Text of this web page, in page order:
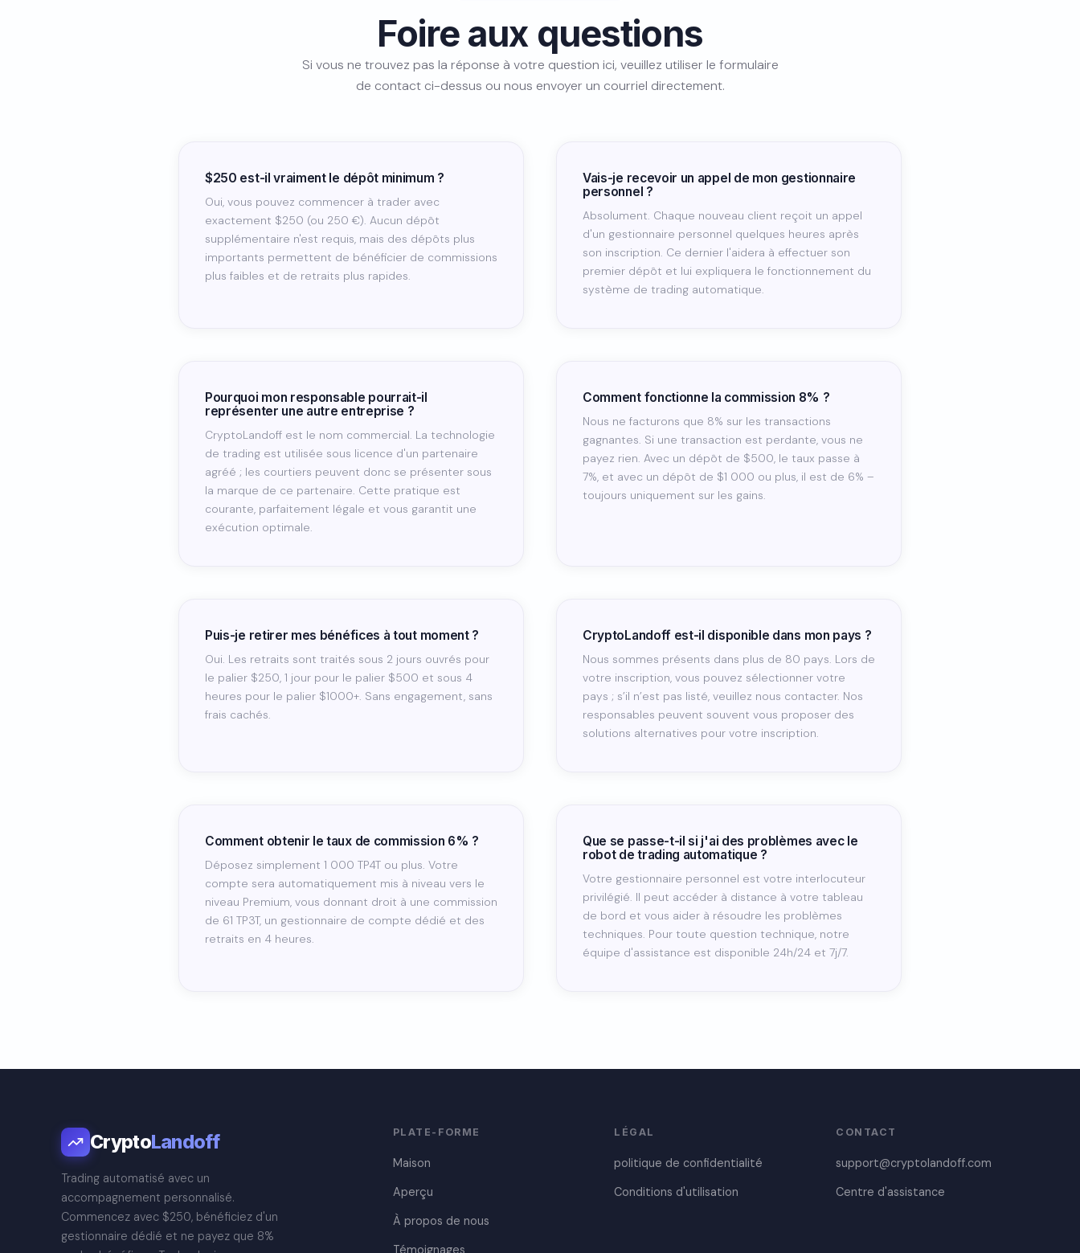
Foire aux questions
Si vous ne trouvez pas la réponse à votre question ici, veuillez utiliser le formulaire
de contact ci-dessus ou nous envoyer un courriel directement.
$250 est-il vraiment le dépôt minimum ?
Oui, vous pouvez commencer à trader avec
exactement $250 (ou 250 €). Aucun dépôt
supplémentaire n'est requis, mais des dépôts plus
importants permettent de bénéficier de commissions
plus faibles et de retraits plus rapides.
Vais-je recevoir un appel de mon gestionnaire
personnel ?
Absolument. Chaque nouveau client reçoit un appel
d'un gestionnaire personnel quelques heures après
son inscription. Ce dernier l'aidera à effectuer son
premier dépôt et lui expliquera le fonctionnement du
système de trading automatique.
Pourquoi mon responsable pourrait-il
représenter une autre entreprise ?
CryptoLandoff est le nom commercial. La technologie
de trading est utilisée sous licence d'un partenaire
agréé ; les courtiers peuvent donc se présenter sous
la marque de ce partenaire. Cette pratique est
courante, parfaitement légale et vous garantit une
exécution optimale.
Comment fonctionne la commission 8% ?
Nous ne facturons que 8% sur les transactions
gagnantes. Si une transaction est perdante, vous ne
payez rien. Avec un dépôt de $500, le taux passe à
7%, et avec un dépôt de $1 000 ou plus, il est de 6% –
toujours uniquement sur les gains.
Puis-je retirer mes bénéfices à tout moment ?
Oui. Les retraits sont traités sous 2 jours ouvrés pour
le palier $250, 1 jour pour le palier $500 et sous 4
heures pour le palier $1000+. Sans engagement, sans
frais cachés.
CryptoLandoff est-il disponible dans mon pays ?
Nous sommes présents dans plus de 80 pays. Lors de
votre inscription, vous pouvez sélectionner votre
pays ; s’il n’est pas listé, veuillez nous contacter. Nos
responsables peuvent souvent vous proposer des
solutions alternatives pour votre inscription.
Comment obtenir le taux de commission 6% ?
Déposez simplement 1 000 TP4T ou plus. Votre
compte sera automatiquement mis à niveau vers le
niveau Premium, vous donnant droit à une commission
de 61 TP3T, un gestionnaire de compte dédié et des
retraits en 4 heures.
Que se passe-t-il si j'ai des problèmes avec le
robot de trading automatique ?
Votre gestionnaire personnel est votre interlocuteur
privilégié. Il peut accéder à distance à votre tableau
de bord et vous aider à résoudre les problèmes
techniques. Pour toute question technique, notre
équipe d'assistance est disponible 24h/24 et 7j/7.
CryptoLandoff
Trading automatisé avec un
accompagnement personnalisé.
Commencez avec $250, bénéficiez d'un
gestionnaire dédié et ne payez que 8%
PLATE-FORME
Maison
Aperçu
À propos de nous
Témoignages
LÉGAL
politique de confidentialité
Conditions d'utilisation
CONTACT
support@cryptolandoff.com
Centre d'assistance
Portuguese
Croatian
Polish